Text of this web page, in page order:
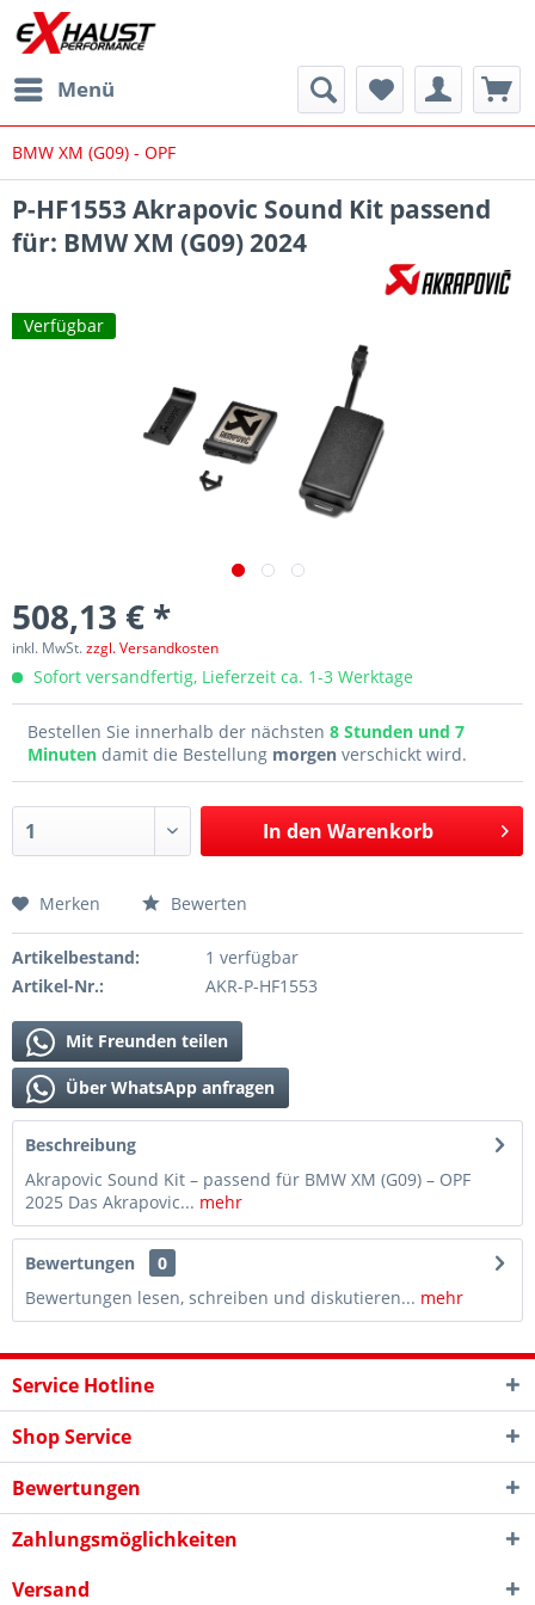
Menü
BMW XM (G09) - OPF
P-HF1553 Akrapovic Sound Kit passend
für: BMW XM (G09) 2024
Verfügbar
508,13 € *
inkl. MwSt.zzgl. Versandkosten
Sofort versandfertig, Lieferzeit ca. 1-3 Werktage
Bestellen Sie innerhalb der nächsten 8 Stunden und 7
Minuten damit die Bestellung morgen verschickt wird.
In den Warenkorb
Merken Bewerten
Artikelbestand:
1 verfügbar
Artikel-Nr.:
AKR-P-HF1553
Mit Freunden teilen
Über WhatsApp anfragen
Beschreibung
Akrapovic Sound Kit – passend für BMW XM (G09) – OPF
2025 Das Akrapovic... mehr
Bewertungen
0
Bewertungen lesen, schreiben und diskutieren... mehr
Service Hotline
Shop Service
Bewertungen
Zahlungsmöglichkeiten
Versand